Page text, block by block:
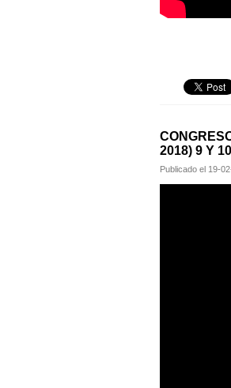
2018) 9 Y
Publicado el 19-